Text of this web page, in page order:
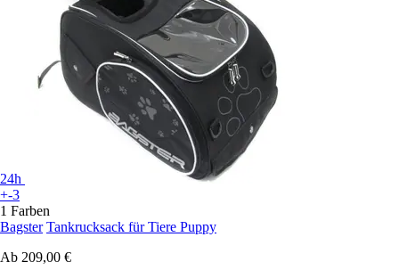
24h
+-3
1 Farben
Bagster Tankrucksack für Tiere Puppy
Ab 209,00 €